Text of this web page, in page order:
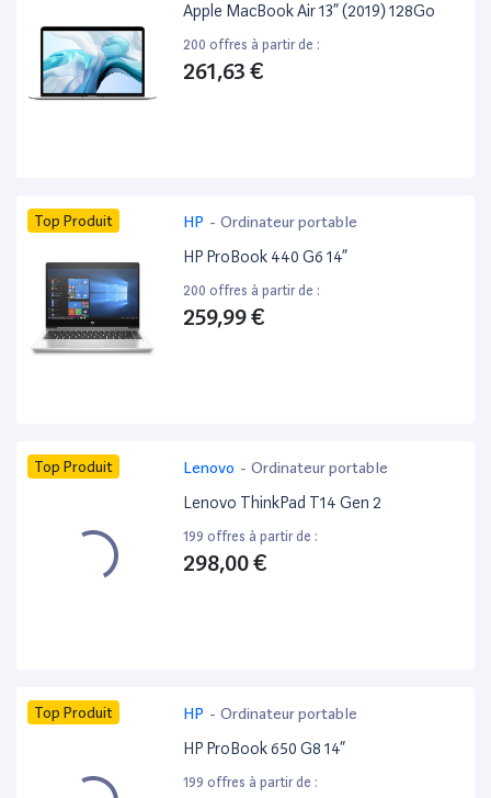
Apple MacBook Air 13” (2019) 128Go
200 offres à partir de :
261,63 €
Top Produit HP - Ordinateur portable
HP ProBook 440 G6 14”
200 offres à partir de :
259,99 €
Top Produit Lenovo - Ordinateur portable
Lenovo ThinkPad T14 Gen 2
199 offres à partir de :
298,00 €
Top Produit HP - Ordinateur portable
HP ProBook 650 G8 14”
199 offres à partir de :